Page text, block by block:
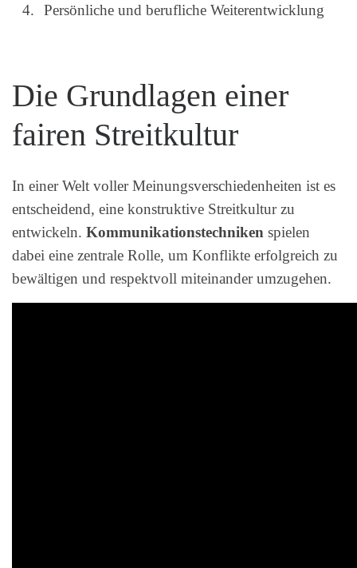
Persönliche und berufliche Weiterentwicklung
Die Grundlagen einer
fairen Streitkultur
In einer Welt voller Meinungsverschiedenheiten ist es
entscheidend, eine konstruktive Streitkultur zu
entwickeln. Kommunikationstechniken spielen
dabei eine zentrale Rolle, um Konflikte erfolgreich zu
bewältigen und respektvoll miteinander umzugehen.